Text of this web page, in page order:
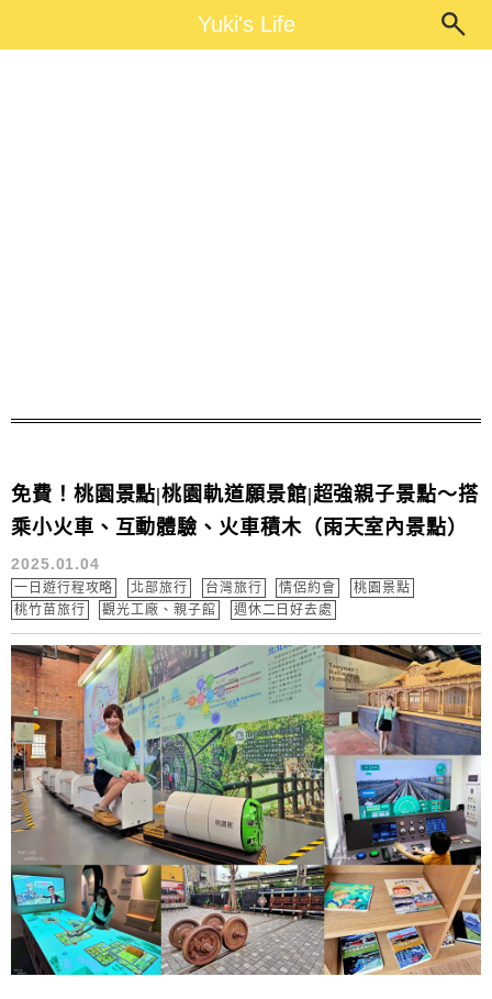
Yuki's LifeYuki's Life
免費！桃園景點|桃園軌道願景館|超強親子景點～搭
乘小火車、互動體驗、火車積木（雨天室內景點）
2025.01.04
一日遊行程攻略 北部旅行 台灣旅行 情侶約會
桃園景點
桃竹苗旅行
觀光工廠、親子館 週休二日好去處